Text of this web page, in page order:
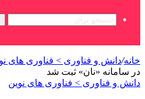
خانه/دانش و فناوری > فناوری های
در سامانه «نان» ثبت شد
دانش و فناوری > فناوری های نوین